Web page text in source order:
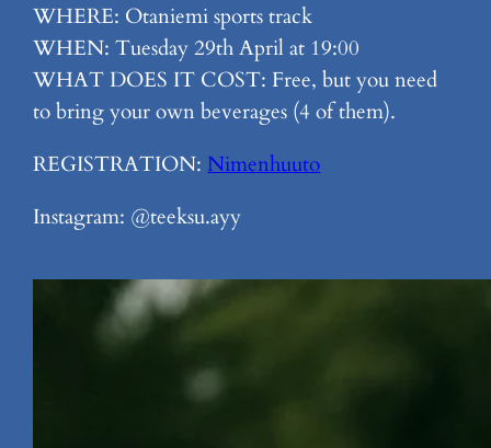
WHERE: Otaniemi sports track
WHEN: Tuesday 29th April at 19:00
WHAT DOES IT COST: Free, but you need
to bring your own beverages (4 of them).
REGISTRATION: Nimenhuuto
Instagram: @teeksu.ayy